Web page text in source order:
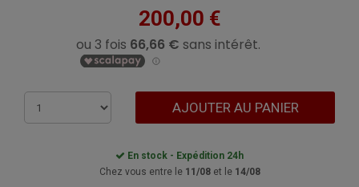
200,00 €
AJOUTER AU PANIER
En stock - Expédition 24h
Chez vous entre le 11/08et le 14/08